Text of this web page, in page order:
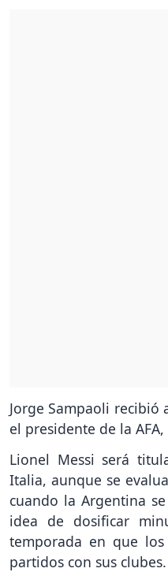
Jorge Sampaoli recibió
el presidente de la
Lionel Messi será
Italia, aunque se
cuando la Argentina
idea de dosificar
temporada en que
partidos con sus clubes.